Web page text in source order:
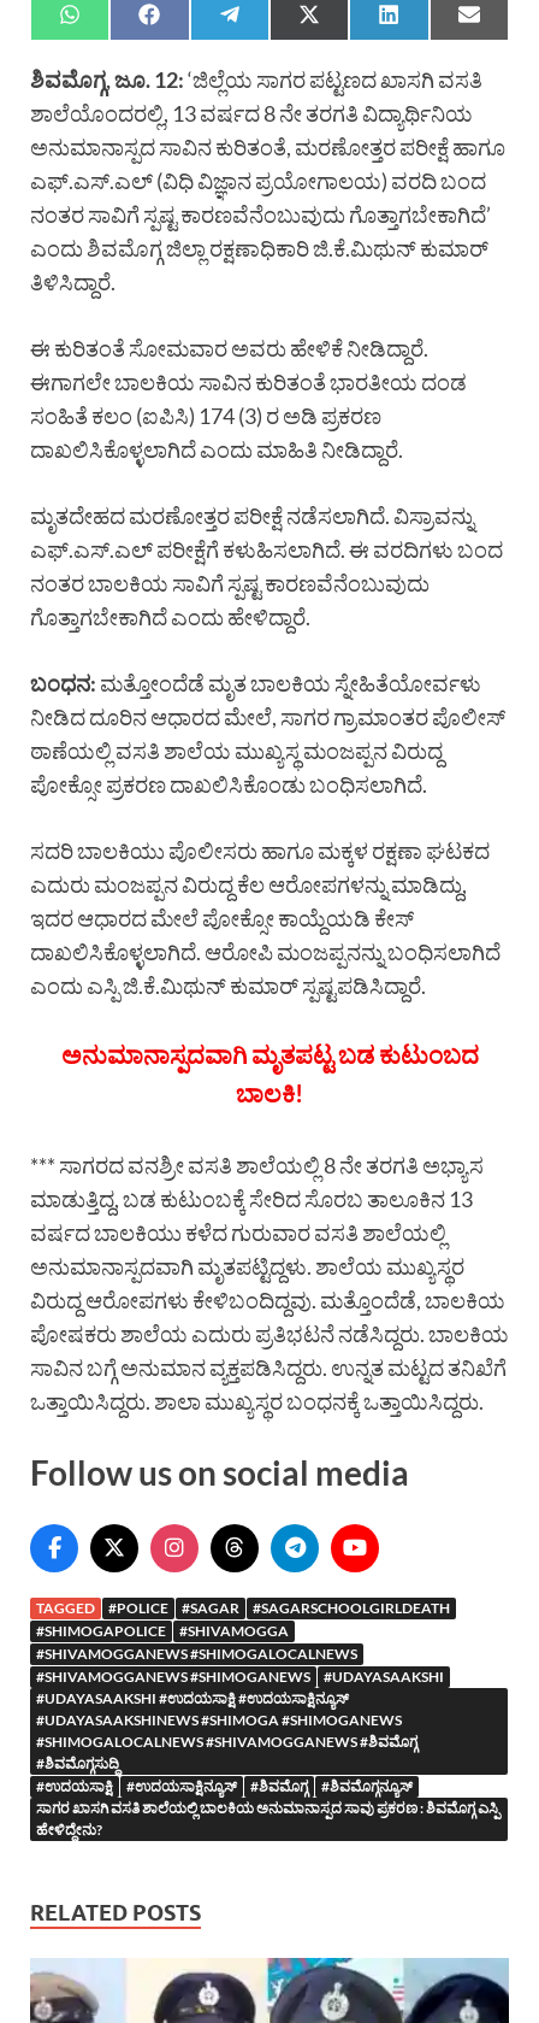
ಶಿವಮೊಗ್ಗ, ಜೂ. 12:‘ಜಿಲ್ಲೆಯ ಸಾಗರ ಪಟ್ಟಣದ ಖಾಸಗಿ ವಸತಿ
ಶಾಲೆಯೊಂದರಲ್ಲಿ, 13 ವರ್ಷದ 8 ನೇ ತರಗತಿ ವಿದ್ಯಾರ್ಥಿನಿಯ
ಅನುಮಾನಾಸ್ಪದ ಸಾವಿನ ಕುರಿತಂತೆ, ಮರಣೋತ್ತರ ಪರೀಕ್ಷೆ ಹಾಗೂ
ಎಫ್.ಎಸ್.ಎಲ್ (ವಿಧಿ ವಿಜ್ಞಾನ ಪ್ರಯೋಗಾಲಯ) ವರದಿ ಬಂದ
ನಂತರ ಸಾವಿಗೆ ಸ್ಪಷ್ಟ ಕಾರಣವೆನೆಂಬುವುದು ಗೊತ್ತಾಗಬೇಕಾಗಿದೆ’
ಎಂದು ಶಿವಮೊಗ್ಗ ಜಿಲ್ಲಾ ರಕ್ಷಣಾಧಿಕಾರಿ ಜಿ.ಕೆ.ಮಿಥುನ್ ಕುಮಾರ್
ತಿಳಿಸಿದ್ದಾರೆ.
ಈ ಕುರಿತಂತೆ ಸೋಮವಾರ ಅವರು ಹೇಳಿಕೆ ನೀಡಿದ್ದಾರೆ.
ಈಗಾಗಲೇ ಬಾಲಕಿಯ ಸಾವಿನ ಕುರಿತಂತೆ ಭಾರತೀಯ ದಂಡ
ಸಂಹಿತೆ ಕಲಂ (ಐಪಿಸಿ) 174 (3) ರ ಅಡಿ ಪ್ರಕರಣ
ದಾಖಲಿಸಿಕೊಳ್ಳಲಾಗಿದೆ ಎಂದು ಮಾಹಿತಿ ನೀಡಿದ್ದಾರೆ.
ಮೃತದೇಹದ ಮರಣೋತ್ತರ ಪರೀಕ್ಷೆ ನಡೆಸಲಾಗಿದೆ. ವಿಸ್ರಾವನ್ನು
ಎಫ್.ಎಸ್.ಎಲ್ ಪರೀಕ್ಷೆಗೆ ಕಳುಹಿಸಲಾಗಿದೆ. ಈ ವರದಿಗಳು ಬಂದ
ನಂತರ ಬಾಲಕಿಯ ಸಾವಿಗೆ ಸ್ಪಷ್ಟ ಕಾರಣವೆನೆಂಬುವುದು
ಗೊತ್ತಾಗಬೇಕಾಗಿದೆ ಎಂದು ಹೇಳಿದ್ದಾರೆ.
ಬಂಧನ: ಮತ್ತೋಂದೆಡೆ ಮೃತ ಬಾಲಕಿಯ ಸ್ನೇಹಿತೆಯೋರ್ವಳು
ನೀಡಿದ ದೂರಿನ ಆಧಾರದ ಮೇಲೆ, ಸಾಗರ ಗ್ರಾಮಾಂತರ ಪೊಲೀಸ್
ಠಾಣೆಯಲ್ಲಿ ವಸತಿ ಶಾಲೆಯ ಮುಖ್ಯಸ್ಥ ಮಂಜಪ್ಪನ ವಿರುದ್ದ
ಪೋಕ್ಸೋ ಪ್ರಕರಣ ದಾಖಲಿಸಿಕೊಂಡು ಬಂಧಿಸಲಾಗಿದೆ.
ಸದರಿ ಬಾಲಕಿಯು ಪೊಲೀಸರು ಹಾಗೂ ಮಕ್ಕಳ ರಕ್ಷಣಾ ಘಟಕದ
ಎದುರು ಮಂಜಪ್ಪನ ವಿರುದ್ದ ಕೆಲ ಆರೋಪಗಳನ್ನು ಮಾಡಿದ್ದು,
ಇದರ ಆಧಾರದ ಮೇಲೆ ಪೋಕ್ಸೋ ಕಾಯ್ದೆಯಡಿ ಕೇಸ್
ದಾಖಲಿಸಿಕೊಳ್ಳಲಾಗಿದೆ. ಆರೋಪಿ ಮಂಜಪ್ಪನನ್ನು ಬಂಧಿಸಲಾಗಿದೆ
ಎಂದು ಎಸ್ಪಿ ಜಿ.ಕೆ.ಮಿಥುನ್ ಕುಮಾರ್ ಸ್ಪಷ್ಟಪಡಿಸಿದ್ದಾರೆ.
ಅನುಮಾನಾಸ್ಪದವಾಗಿ ಮೃತಪಟ್ಟ ಬಡ ಕುಟುಂಬದ
ಬಾಲಕಿ!
*** ಸಾಗರದ ವನಶ್ರೀ ವಸತಿ ಶಾಲೆಯಲ್ಲಿ 8 ನೇ ತರಗತಿ ಅಭ್ಯಾಸ
ಮಾಡುತ್ತಿದ್ದ, ಬಡ ಕುಟುಂಬಕ್ಕೆ ಸೇರಿದ ಸೊರಬ ತಾಲೂಕಿನ 13
ವರ್ಷದ ಬಾಲಕಿಯು ಕಳೆದ ಗುರುವಾರ ವಸತಿ ಶಾಲೆಯಲ್ಲಿ
ಅನುಮಾನಾಸ್ಪದವಾಗಿ ಮೃತಪಟ್ಟಿದ್ದಳು. ಶಾಲೆಯ ಮುಖ್ಯಸ್ಥರ
ವಿರುದ್ದ ಆರೋಪಗಳು ಕೇಳಿಬಂದಿದ್ದವು. ಮತ್ತೊಂದೆಡೆ, ಬಾಲಕಿಯ
ಪೋಷಕರು ಶಾಲೆಯ ಎದುರು ಪ್ರತಿಭಟನೆ ನಡೆಸಿದ್ದರು. ಬಾಲಕಿಯ
ಸಾವಿನ ಬಗ್ಗೆ ಅನುಮಾನ ವ್ಯಕ್ತಪಡಿಸಿದ್ದರು. ಉನ್ನತ ಮಟ್ಟದ ತನಿಖೆಗೆ
ಒತ್ತಾಯಿಸಿದ್ದರು. ಶಾಲಾ ಮುಖ್ಯಸ್ಥರ ಬಂಧನಕ್ಕೆ ಒತ್ತಾಯಿಸಿದ್ದರು.
Follow us on social media
TAGGED #POLICE #SAGAR
#SAGARSCHOOLGIRLDEATH
#SHIMOGAPOLICE
#SHIVAMOGGA
#SHIVAMOGGANEWS #SHIMOGALOCALNEWS
#SHIVAMOGGANEWS #SHIMOGANEWS
#UDAYASAAKSHI
#UDAYASAAKSHI #ಉದಯಸಾಕ್ಷಿ #ಉದಯಸಾಕ್ಷಿನ್ಯೂಸ್
#UDAYASAAKSHINEWS #SHIMOGA #SHIMOGANEWS
#SHIMOGALOCALNEWS #SHIVAMOGGANEWS #ಶಿವಮೊಗ್ಗ
#ಶಿವಮೊಗ್ಗಸುದ್ದಿ
#ಉದಯಸಾಕ್ಷಿ
#ಉದಯಸಾಕ್ಷಿನ್ಯೂಸ್ #ಶಿವಮೊಗ್ಗ
#ಶಿವಮೊಗ್ಗನ್ಯೂಸ್
ಸಾಗರ ಖಾಸಗಿ ವಸತಿ ಶಾಲೆಯಲ್ಲಿ ಬಾಲಕಿಯ ಅನುಮಾನಾಸ್ಪದ ಸಾವು ಪ್ರಕರಣ : ಶಿವಮೊಗ್ಗ ಎಸ್ಪಿ
ಹೇಳಿದ್ದೇನು?
RELATED POSTS